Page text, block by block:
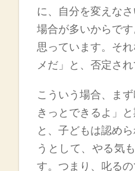
に、自分を変えな
場合が多いからです
思ってい ます。 それ
メだ」と 、 否定さ
こういう場合、
ま
きっとできるよ」
と、子どもは認めら
うと して、 やる気
す。 つまり、叱る